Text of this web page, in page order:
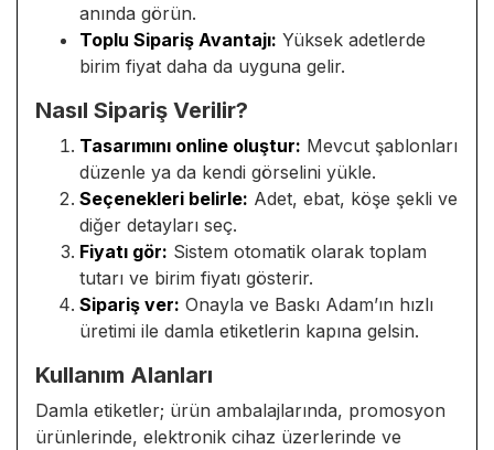
anında görün.
Toplu Sipariş Avantajı: Yüksek adetlerde
birim fiyat daha da uyguna gelir.
Nasıl Sipariş Verilir?
Tasarımını online oluştur: Mevcut şablonları
düzenle ya da kendi görselini yükle.
Seçenekleri belirle: Adet, ebat, köşe şekli ve
diğer detayları seç.
Fiyatı gör: Sistem otomatik olarak toplam
tutarı ve birim fiyatı gösterir.
Sipariş ver: Onayla ve Baskı Adam’ın hızlı
üretimi ile damla etiketlerin kapına gelsin.
Kullanım Alanları
Damla etiketler; ürün ambalajlarında, promosyon
ürünlerinde, elektronik cihaz üzerlerinde ve